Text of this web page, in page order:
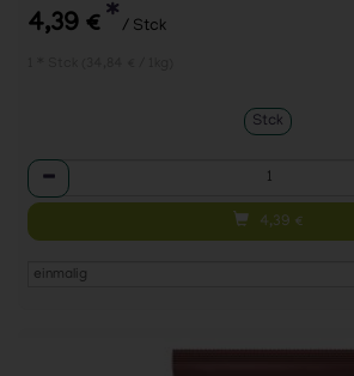
4,39 € * / Stck
Stck
Anzahl
4,39 €